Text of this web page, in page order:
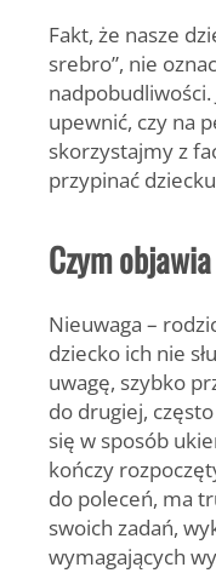
Fakt, że nasze
srebro”, nie
upewnić, czy na
skorzystajmy z
przypinać
Czym
Nieuwaga –
dziecko ich nie
uwagę, szybko
do drugiej,
się w sposób
kończy
do poleceń, ma
swoich zadań,
wymagających